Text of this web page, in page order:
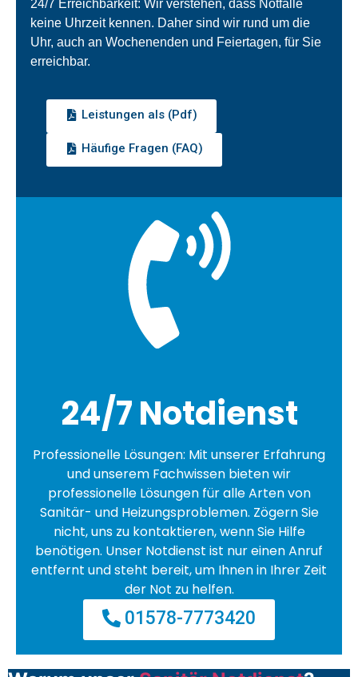
24/7 Erreichbarkeit: Wir verstehen, dass Notfälle
keine Uhrzeit kennen. Daher sind wir rund um die
Uhr, auch an Wochenenden und Feiertagen, für Sie
erreichbar.
Leistungen als (Pdf)
Häufige Fragen (FAQ)
24/7 Notdienst
Professionelle Lösungen: Mit unserer Erfahrung
und unserem Fachwissen bieten wir
professionelle Lösungen für alle Arten von
Sanitär- und Heizungsproblemen. Zögern Sie
nicht, uns zu kontaktieren, wenn Sie Hilfe
benötigen. Unser Notdienst ist nur einen Anruf
entfernt und steht bereit, um Ihnen in Ihrer Zeit
der Not zu helfen.
01578-7773420